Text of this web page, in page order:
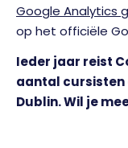
Google Analytics
op het officiële
Ieder jaar reist
aantal cursisten
Dublin. Wil je